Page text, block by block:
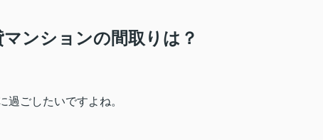
ンションの間取りは？
過ごしたいですよね。